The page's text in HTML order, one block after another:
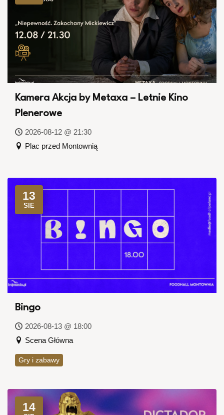
Kamera Akcja by Metaxa – Letnie Kino
Plenerowe
2026-08-12 @ 21:30
Plac przed Montownią
13
SIE
Bingo
2026-08-13 @ 18:00
Scena Główna
Gry i zabawy
14